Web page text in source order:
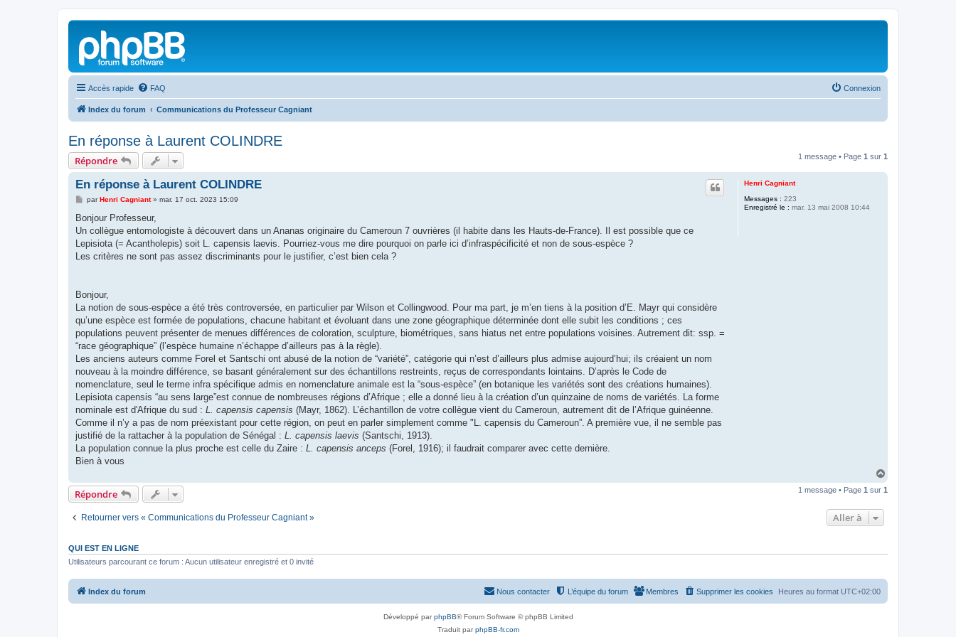
Accès rapide FAQ Connexion
Index du forum Communications du Professeur Cagniant
En réponse à Laurent COLINDRE
Répondre 1 message • Page 1 sur 1
Henri Cagniant
Messages : 223
Enregistré le : mar. 13 mai 2008 10:44
En réponse à Laurent COLINDRE
M
s
a
g
e
parHenri Cagniant» mar. 17 oct. 2023 15:09
Bonjour Professeur,
Un collègue entomologiste à découvert dans un Ananas originaire du Cameroun 7 ouvrières (il habite dans les Hauts-de-France). Il est possible que ce
Lepisiota (= Acantholepis) soit L. capensis laevis. Pourriez-vous me dire pourquoi on parle ici d’infraspécificité et non de sous-espèce ?
Les critères ne sont pas assez discriminants pour le justifier, c’est bien cela ?
Bonjour,
La notion de sous-espèce a été très controversée, en particulier par Wilson et Collingwood. Pour ma part, je m’en tiens à la position d’E. Mayr qui considère
qu’une espèce est formée de populations, chacune habitant et évoluant dans une zone géographique déterminée dont elle subit les conditions ; ces
populations peuvent présenter de menues différences de coloration, sculpture, biométriques, sans hiatus net entre populations voisines. Autrement dit: ssp. =
“race géographique” (l’espèce humaine n’échappe d’ailleurs pas à la règle).
Les anciens auteurs comme Forel et Santschi ont abusé de la notion de “variété”, catégorie qui n’est d’ailleurs plus admise aujourd’hui; ils créaient un nom
nouveau à la moindre différence, se basant généralement sur des échantillons restreints, reçus de correspondants lointains. D’après le Code de
nomenclature, seul le terme infra spécifique admis en nomenclature animale est la “sous-espèce” (en botanique les variétés sont des créations humaines).
Lepisiota capensis “au sens large”est connue de nombreuses régions d’Afrique ; elle a donné lieu à la création d’un quinzaine de noms de variétés. La forme
nominale est d'Afrique du sud : L. capensis capensis (Mayr, 1862). L’échantillon de votre collègue vient du Cameroun, autrement dit de l’Afrique guinéenne.
Comme il n’y a pas de nom préexistant pour cette région, on peut en parler simplement comme "L. capensis du Cameroun”. A première vue, il ne semble pas
justifié de la rattacher à la population de Sénégal : L. capensis laevis (Santschi, 1913).
La population connue la plus proche est celle du Zaire : L. capensis anceps (Forel, 1916); il faudrait comparer avec cette dernière.
Bien à vous
u
Répondre 1 message • Page 1 sur 1
Retourner vers « Communications du Professeur Cagniant » Aller à
QUI EST EN LIGNE
Utilisateurs parcourant ce forum : Aucun utilisateur enregistré et 0 invité
Index du forum Heures au format UTC+02:00
Supprimer les cookies
Membres
L’équipe du forum
Nous contacter
Développé parphpBB® Forum Software © phpBB Limited
Traduit parphpBB-fr.com